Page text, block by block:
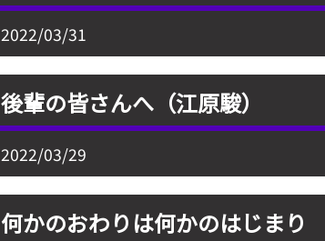
2022/03/31
後輩の皆さんへ（江原駿）
2022/03/29
何かのおわりは何かのはじまり